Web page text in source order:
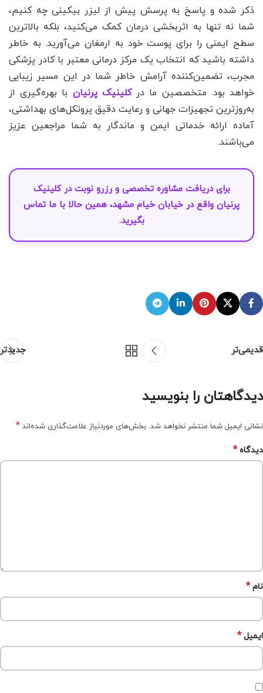
ذکر شده و پاسخ به پرسش پیش از لیزر بیکینی چه کنیم،
شما نه تنها به اثربخشی درمان کمک می‌کنید، بلکه بالاترین
سطح ایمنی را برای پوست خود به ارمغان می‌آورید. به خاطر
داشته باشید که انتخاب یک مرکز درمانی معتبر با کادر پزشکی
مجرب، تضمین‌کننده آرامش خاطر شما در این مسیر زیبایی
خواهد بود. متخصصین ما درکلینیک پرنیان با بهره‌گیری از
به‌روزترین تجهیزات جهانی و رعایت دقیق پروتکل‌های بهداشتی،
آماده ارائه خدماتی ایمن و ماندگار به شما مراجعین عزیز
می‌باشند.
برای دریافت مشاوره تخصصی ورزرو نوبتدرکلینیک
پرنیان واقع در خیابان خیام مشهد، همین حالا با ما تماس
بگیرید.
جدیدتر قدیمی‌تر
دیدگاهتان را بنویسید
نشانی ایمیل شما منتشر نخواهد شد. بخش‌های موردنیاز علامت‌گذاری شده‌اند *
دیدگاه*
نام*
ایمیل*